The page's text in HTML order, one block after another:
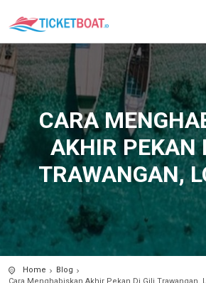
CARA
AKHIR PEKAN
TRAWANGAN,
Home
Blog